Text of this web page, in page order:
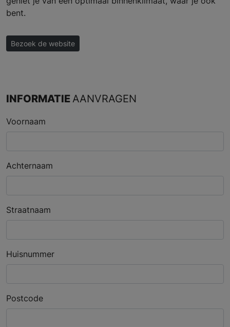
bent.
Bezoek de website
INFORMATIEAANVRAGEN
Voornaam
Achternaam
Straatnaam
Huisnummer
Postcode